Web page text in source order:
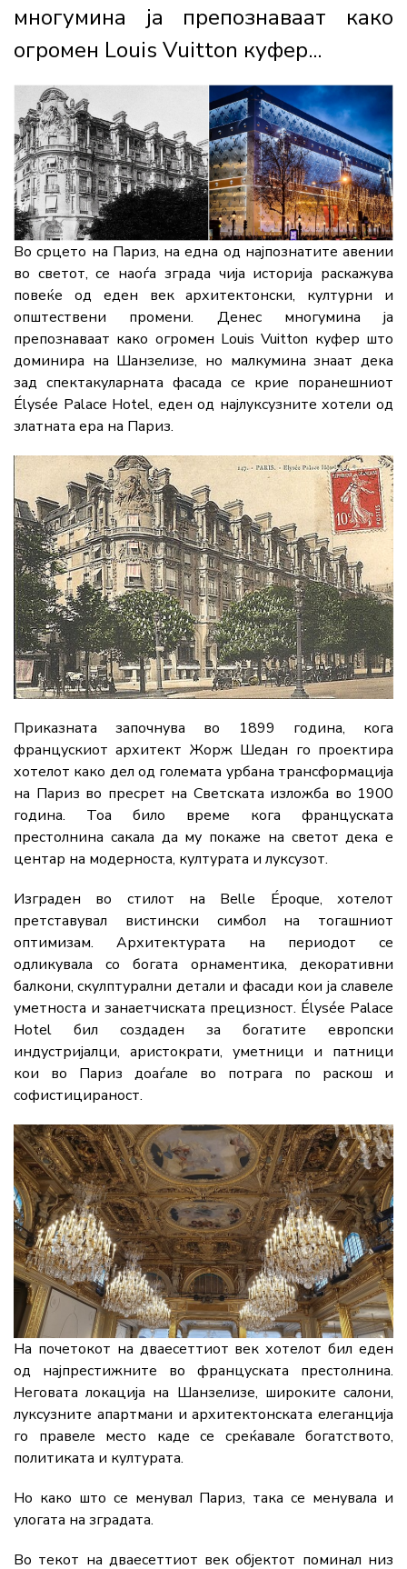
многумина ја препознаваат како
огромен Louis Vuitton куфер...
Во срцето на Париз, на една од најпознатите авении
во светот, се наоѓа зграда чија историја раскажува
повеќе од еден век архитектонски, културни и
општествени промени. Денес многумина ја
препознаваат како огромен Louis Vuitton куфер што
доминира на Шанзелизе, но малкумина знаат дека
зад спектакуларната фасада се крие поранешниот
Élysée Palace Hotel, еден од најлуксузните хотели од
златната ера на Париз.
Приказната започнува во 1899 година, кога
францускиот архитект Жорж Шедан го проектира
хотелот како дел од големата урбана трансформација
на Париз во пресрет на Светската изложба во 1900
година. Тоа било време кога француската
престолнина сакала да му покаже на светот дека е
центар на модерноста, културата и луксузот.
Изграден во стилот на Belle Époque, хотелот
претставувал вистински симбол на тогашниот
оптимизам. Архитектурата на периодот се
одликувала со богата орнаментика, декоративни
балкони, скулптурални детали и фасади кои ја славеле
уметноста и занаетчиската прецизност. Élysée Palace
Hotel бил создаден за богатите европски
индустријалци, аристократи, уметници и патници
кои во Париз доаѓале во потрага по раскош и
софистицираност.
На почетокот на дваесеттиот век хотелот бил еден
од најпрестижните во француската престолнина.
Неговата локација на Шанзелизе, широките салони,
луксузните апартмани и архитектонската елеганција
го правеле место каде се среќавале богатството,
политиката и културата.
Но како што се менувал Париз, така се менувала и
улогата на зградата.
Во текот на дваесеттиот век објектот поминал низ